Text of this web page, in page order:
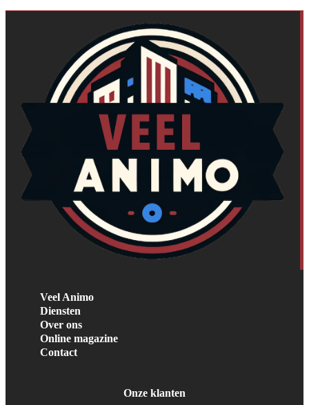
Veel Animo
Diensten
Over ons
Online magazine
Contact
Onze klanten